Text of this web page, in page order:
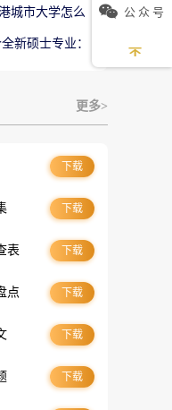
城市大学怎么
新硕士专业：
更多>
下载
下载
表 下载
点 下载
下载
下载
公 众 号